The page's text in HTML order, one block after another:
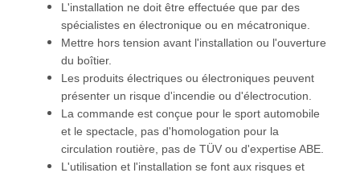
L'installation ne doit être effectuée que par des
spécialistes en électronique ou en mécatronique.
Mettre hors tension avant l'installation ou l'ouverture
du boîtier.
Les produits électriques ou électroniques peuvent
présenter un risque d'incendie ou d'électrocution.
La commande est conçue pour le sport automobile
et le spectacle, pas d'homologation pour la
circulation routière, pas de TÜV ou d'expertise ABE.
L'utilisation et l'installation se font aux risques et